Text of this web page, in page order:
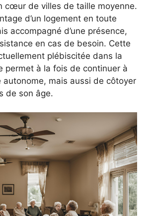
cœur de villes de taille moyenne.
d’un logement en toute
accompagné d’une présence,
en cas de besoin. Cette
plébiscitée dans la
permet à la fois de continuer à
autonome, mais aussi de côtoyer
de son âge.